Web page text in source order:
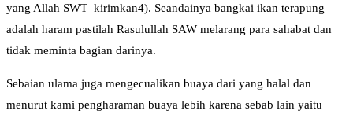
yang Allah SWT kirimkan4). Seandainya bangkai ikan terapung
adalah haram pastilah Rasulullah SAW melarang para sahabat dan
tidak meminta bagian darinya.
Sebaian ulama juga mengecualikan buaya dari yang halal dan
menurut kami pengharaman buaya lebih karena sebab lain yaitu